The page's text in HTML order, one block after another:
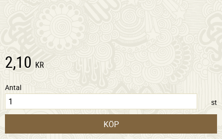
2,10 KR
Antal
st
KÖP